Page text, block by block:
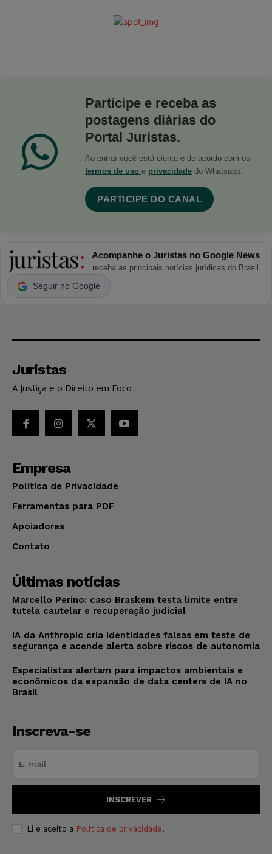
Participe e receba as
postagens diárias do
Portal Juristas.
Ao entrar você está ciente e de acordo com os
termos de uso e privacidade do Whatsapp.
PARTICIPE DO CANAL
Acompanhe o Juristas no Google News
receba as principais notícias jurídicas do Brasil
Seguir no Google
Juristas
A Justiça e o Direito em Foco
Empresa
Política de Privacidade
Ferramentas para PDF
Apoiadores
Contato
Últimas notícias
Marcello Perino: caso Braskem testa limite entre
tutela cautelar e recuperação judicial
IA da Anthropic cria identidades falsas em teste de
segurança e acende alerta sobre riscos de autonomia
Especialistas alertam para impactos ambientais e
econômicos da expansão de data centers de IA no
Brasil
Inscreva-se
INSCREVER
Li e aceito a Política de privacidade.